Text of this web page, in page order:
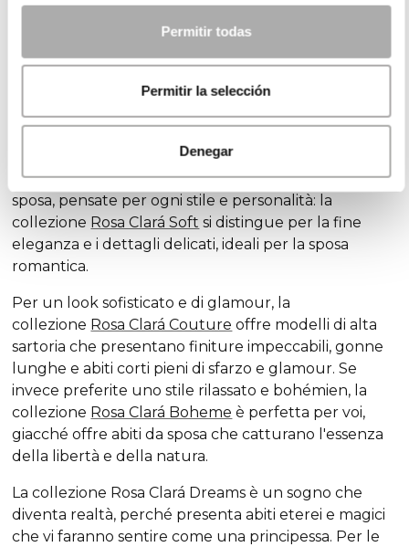
Permitir todas
Permitir la selección
Denegar
un'esperienza piacevole, grazie alla varietà di opzioni
disponibili, oppure un compito opprimente, a causa
dell'infinità di modelli disponibili. Noi di Rosa Clará
diversità delle spose e degli stili, in modo che tutte
possano trovare l'abito ideale per celebrare il loro
Scoprite le nostre esclusive collezioni di abiti da
sposa, pensate per ogni stile e personalità: la
collezione Rosa Clará Soft si distingue per la fine
eleganza e i dettagli delicati, ideali per la sposa
romantica.
Per un look sofisticato e di glamour, la
collezione Rosa Clará Couture offre modelli di alta
sartoria che presentano finiture impeccabili, gonne
lunghe e abiti corti pieni di sfarzo e glamour. Se
invece preferite uno stile rilassato e bohémien, la
collezione Rosa Clará Boheme è perfetta per voi,
giacché offre abiti da sposa che catturano l'essenza
della libertà e della natura.
La collezione Rosa Clará Dreams è un sogno che
diventa realtà, perché presenta abiti eterei e magici
che vi faranno sentire come una principessa. Per le